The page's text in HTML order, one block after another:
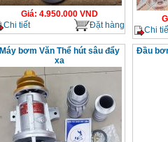
Giá: 4.950.000VND
Chi tiết
Đặt hàng
Chi
Máy bơm Văn Thể hút sâu đẩy
xa
Đầu